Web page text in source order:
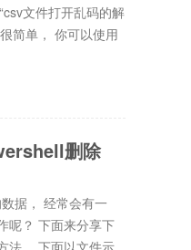
文件打开乱码的解
简单， 你可以使用
删除
据， 经常会有一
呢？ 下面来分享下
法， 下面以文件示